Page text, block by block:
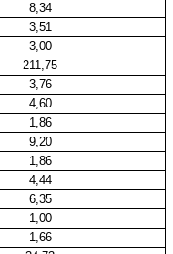
8,34
3,51
3,00
211,75
3,76
4,60
1,86
9,20
1,86
4,44
6,35
1,00
1,66